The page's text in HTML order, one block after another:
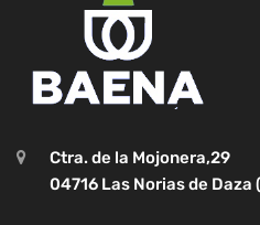
Ctra. de la Mojonera,29
04716 Las Norias de Daza